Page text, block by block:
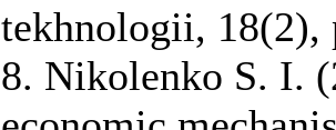
tekhnologii, 18(2),
8. Nikolenko S. I.